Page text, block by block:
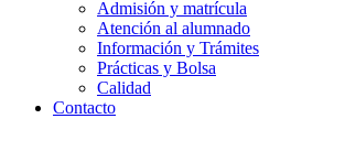
Admisión y matrícula
Atención al alumnado
Información y Trámites
Prácticas y Bolsa
Calidad
Contacto